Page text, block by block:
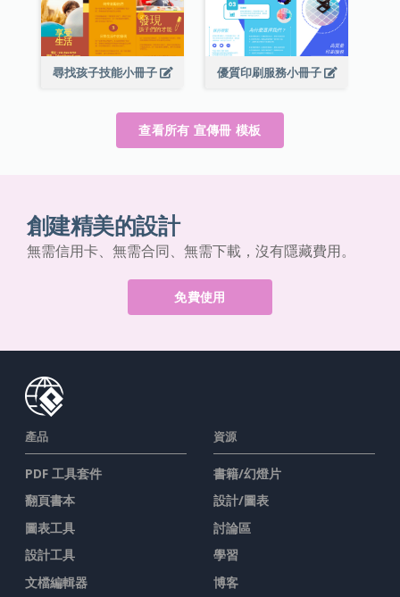
尋找孩子技能小冊子 優質印刷服務小冊子
查看所有 宣傳冊 模板
創建精美的設計
無需信用卡、無需合同、無需下載，沒有隱藏費用。
免費使用
產品
PDF 工具套件
翻頁書本
圖表工具
設計工具
文檔編輯器
資源
書籍/幻燈片
設計/圖表
討論區
學習
博客